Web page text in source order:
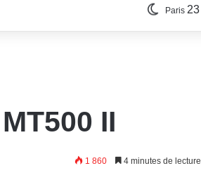
Paris 23
II
1 860 4 minutes de lecture